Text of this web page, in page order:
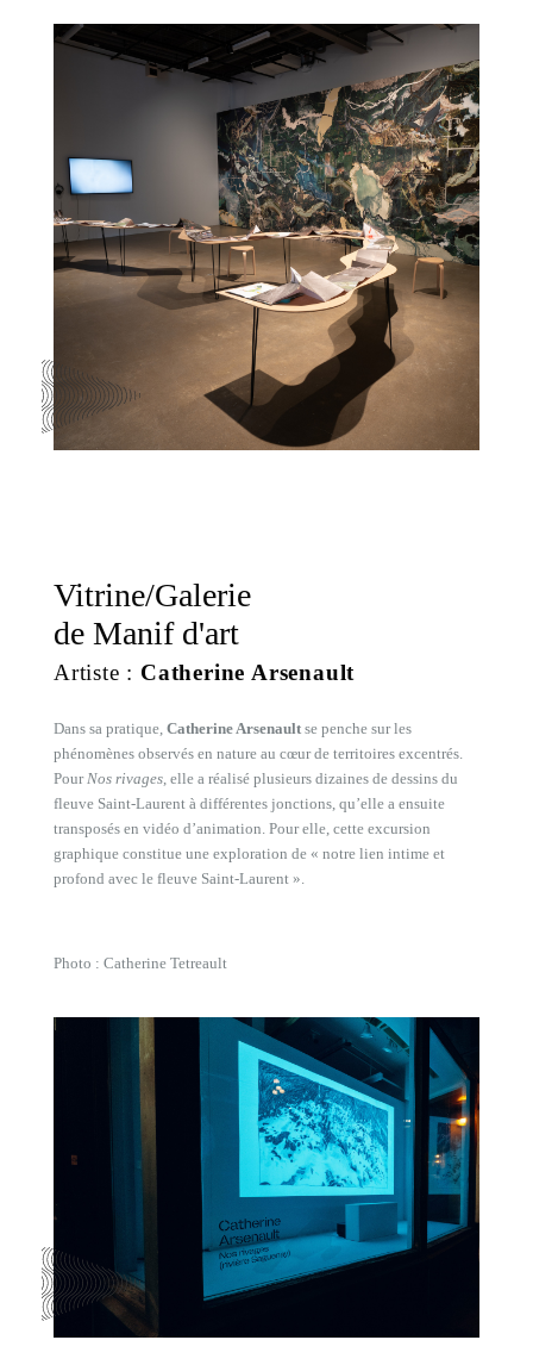
Vitrine/Galerie
de Manif d'art
Artiste : Catherine Arsenault
Dans sa pratique, Catherine Arsenault se penche sur les
phénomènes observés en nature au cœur de territoires excentrés.
PourNos rivages, elle a réalisé plusieurs dizaines de dessins du
fleuve Saint-Laurent à différentes jonctions, qu’elle a ensuite
transposés en vidéo d’animation. Pour elle, cette excursion
graphique constitue une exploration de « notre lien intime et
profond avec le fleuve Saint-Laurent ».
Photo : Catherine Tetreault